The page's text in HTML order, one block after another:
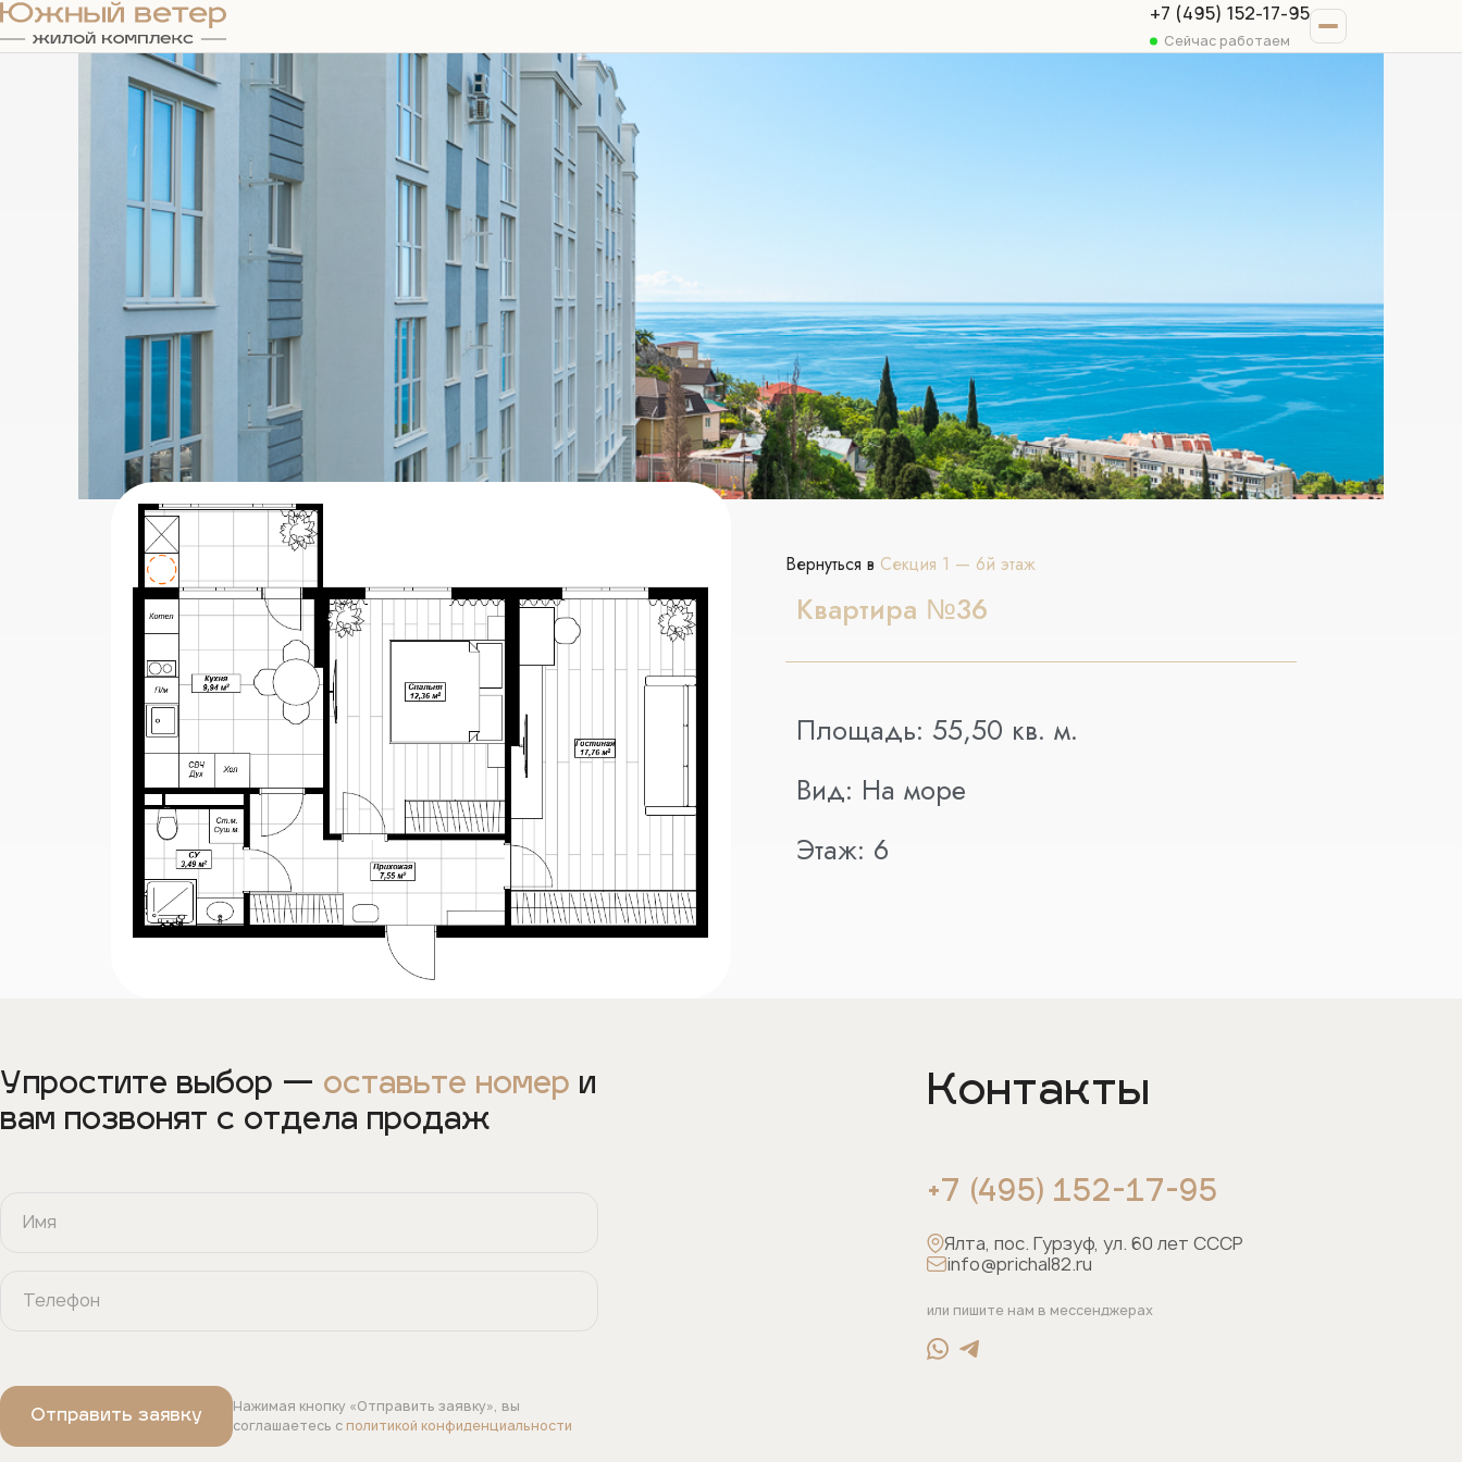
+7 (495) 152-17-95
Сейчас работаем
Вернуться в Секция 1 — 6й этаж
Квартира №36
Площадь: 55,50 кв. м.
Вид: На море
Этаж: 6
Упростите выбор — оставьте номер и
вам позвонят с отдела продаж
Нажимая кнопку «Отправить заявку», вы
соглашаетесь с политикой конфиденциальности
Контакты
+7 (495) 152-17-95
Ялта, пос. Гурзуф, ул. 60 лет СССР
info@prichal82.ru
или пишите нам в мессенджерах